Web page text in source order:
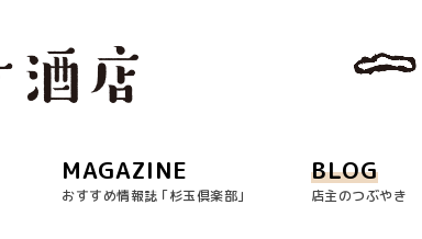
MAGAZINE
おすすめ情報誌 ｢杉玉倶楽部｣
BLOG
店主のつぶやき